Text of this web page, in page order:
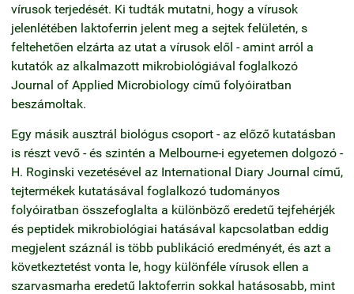
vírusok terjedését. Ki tudták mutatni, hogy a vírusok
jelenlétében laktoferrin jelent meg a sejtek felületén, s
feltehetően elzárta az utat a vírusok elől - amint arról a
kutatók az alkalmazott mikrobiológiával foglalkozó
Journal of Applied Microbiology című folyóiratban
beszámoltak.
Egy másik ausztrál biológus csoport - az előző kutatásban
is részt vevő - és szintén a Melbourne-i egyetemen dolgozó -
H. Roginski vezetésével az International Diary Journal című,
tejtermékek kutatásával foglalkozó tudományos
folyóiratban összefoglalta a különböző eredetű tejfehérjék
és peptidek mikrobiológiai hatásával kapcsolatban eddig
megjelent száznál is több publikáció eredményét, és azt a
következtetést vonta le, hogy különféle vírusok ellen a
szarvasmarha eredetű laktoferrin sokkal hatásosabb, mint